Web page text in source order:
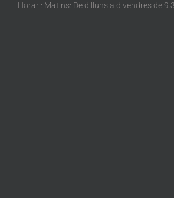
Horari: Matins: De dilluns a divendres de